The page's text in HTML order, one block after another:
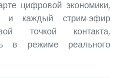
цифровой экономики,
и каждый стрим-эфир
точкой контакта,
в режиме реального